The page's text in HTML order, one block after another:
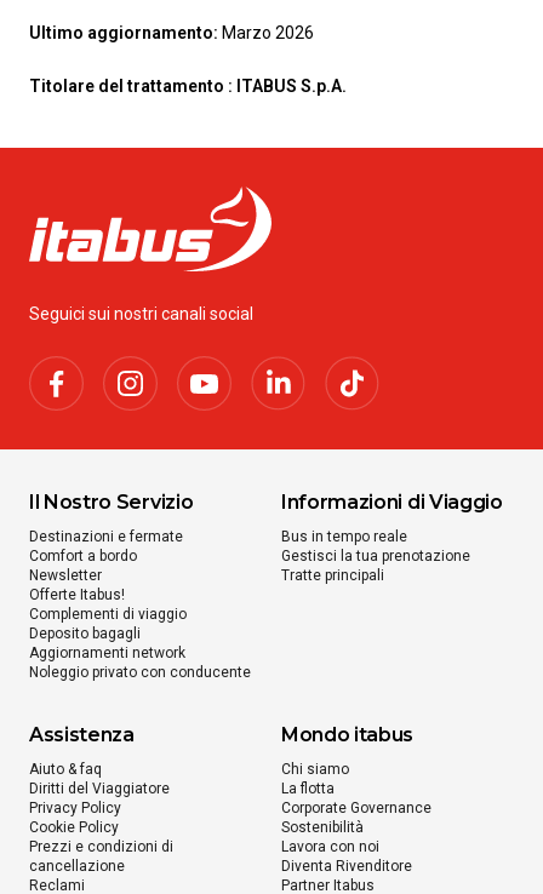
Ultimo aggiornamento: Marzo 2026
Titolare del trattamento : ITABUS S.p.A.
Seguici sui nostri canali social
Il Nostro Servizio
Destinazioni e fermate
Comfort a bordo
Newsletter
Offerte Itabus!
Complementi di viaggio
Deposito bagagli
Aggiornamenti network
Noleggio privato con conducente
Informazioni di Viaggio
Bus in tempo reale
Gestisci la tua prenotazione
Tratte principali
Assistenza
Aiuto & faq
Diritti del Viaggiatore
Privacy Policy
Cookie Policy
Prezzi e condizioni di
cancellazione
Reclami
Mondo itabus
Chi siamo
La flotta
Corporate Governance
Sostenibilità
Lavora con noi
Diventa Rivenditore
Partner Itabus